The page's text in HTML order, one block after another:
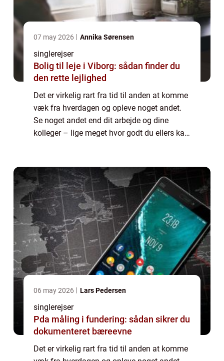
07 may 2026 Annika Sørensen
singlerejser
Bolig til leje i Viborg: sådan finder du
den rette lejlighed
Det er virkelig rart fra tid til anden at komme
væk fra hverdagen og opleve noget andet.
Se noget andet end dit arbejde og dine
kolleger – lige meget hvor godt du ellers kan
06 may 2026 Lars Pedersen
singlerejser
Pda måling i fundering: sådan sikrer du
dokumenteret bæreevne
Det er virkelig rart fra tid til anden at komme